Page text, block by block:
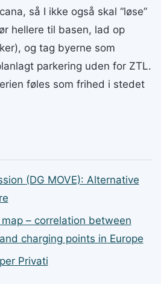
så I ikke også skal “løse”
hellere til basen, lad op
og tag byerne som
parkering uden for ZTL.
føles som frihed i stedet
(DG MOVE): Alternative
– correlation between
charging points in Europe
Privati